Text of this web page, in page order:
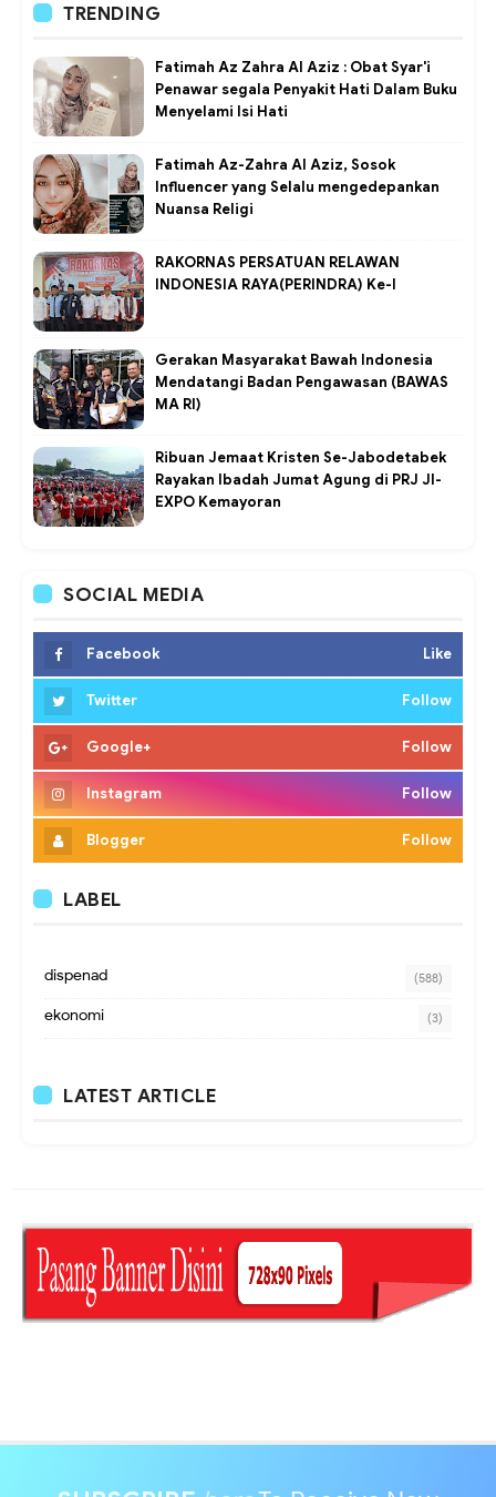
TRENDING
Fatimah Az Zahra Al Aziz : Obat Syar'i
Penawar segala Penyakit Hati Dalam Buku
Menyelami Isi Hati
Fatimah Az-Zahra Al Aziz, Sosok
Influencer yang Selalu mengedepankan
Nuansa Religi
RAKORNAS PERSATUAN RELAWAN
INDONESIA RAYA(PERINDRA) Ke-I
Gerakan Masyarakat Bawah Indonesia
Mendatangi Badan Pengawasan (BAWAS
MA RI)
Ribuan Jemaat Kristen Se-Jabodetabek
Rayakan Ibadah Jumat Agung di PRJ JI-
EXPO Kemayoran
SOCIAL MEDIA
Facebook Like
Twitter Follow
Google+ Follow
Instagram Follow
Blogger Follow
LABEL
dispenad (588)
ekonomi (3)
LATEST ARTICLE